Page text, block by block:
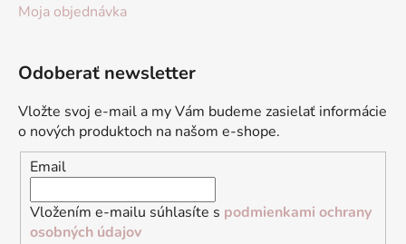
Moja objednávka
Odoberať newsletter
Vložte svoj e-mail a my Vám budeme zasielať informácie
o nových produktoch na našom e-shope.
Email
Vložením e-mailu súhlasíte s podmienkami ochrany
osobných údajov